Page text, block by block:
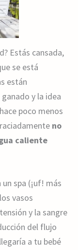
Estás cansada,
se está
están
y la idea
poco menos
no
caliente
spa (¡uf! más
vasos
y la sangre
del flujo
a tu bebé